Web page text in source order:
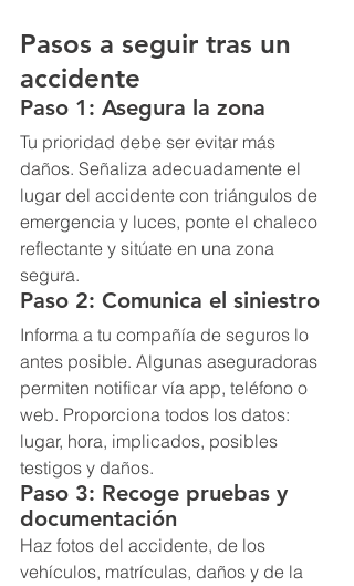
Pasos a seguir tras un
accidente
Paso 1: Asegura la zona
Tu prioridad debe ser evitar más
daños. Señaliza adecuadamente el
lugar del accidente con triángulos de
emergencia y luces, ponte el chaleco
reflectante y sitúate en una zona
segura.
Paso 2: Comunica el siniestro
Informa a tu compañía de seguros lo
antes posible. Algunas aseguradoras
permiten notificar vía app, teléfono o
web. Proporciona todos los datos:
lugar, hora, implicados, posibles
testigos y daños.
Paso 3: Recoge pruebas y
documentación
Haz fotos del accidente, de los
vehículos, matrículas, daños y de la